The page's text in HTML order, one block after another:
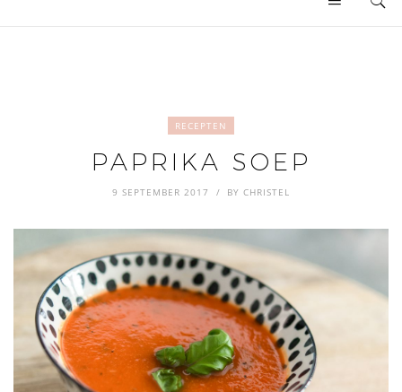
RECEPTEN
PAPRIKA SOEP
9 SEPTEMBER 2017 BY CHRISTEL